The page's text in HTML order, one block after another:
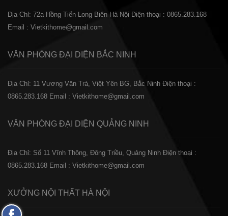
Địa Chỉ: 72a Hồng Tiến Long Biên Hà Nội Điện thoại : 0865.283.168
Email : Vietkithome@gmail.com
VĂN PHÒNG ĐẠI DIỆN BẮC NINH
Địa Chỉ: 11 Vương Văn Trà, Việt Yên BG, Bắc Ninh Điện thoại :
0865.283.168 Email : Vietkithome@gmail.com
VĂN PHÒNG ĐẠI DIỆN QUẢNG NINH
Địa Chỉ: Số 11 Vĩnh Thông, Đông Triều, Quảng Ninh Điện thoại :
0865.283.168 Email : Vietkithome@gmail.com
XƯỞNG NỘI THẤT HÀ NỘI